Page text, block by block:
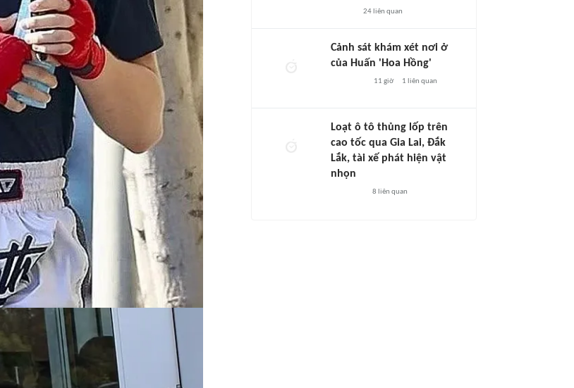
24liên quan
Cảnh sát khám xét nơi ở
của Huấn 'Hoa Hồng'
11 giờ 1 liên quan
Loạt ô tô thủng lốp trên
cao tốc qua Gia Lai, Đắk
Lắk, tài xế phát hiện vật
nhọn
8 liên quan